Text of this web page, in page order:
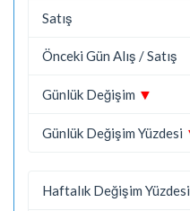
Satış
Önceki Gün Alış / Satış
Günlük Değişim ▼
Günlük Değişim Yüzdesi
Haftalık Değişim Yüzdesi